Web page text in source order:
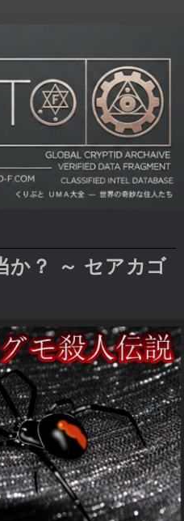
か？ ～ セアカゴ